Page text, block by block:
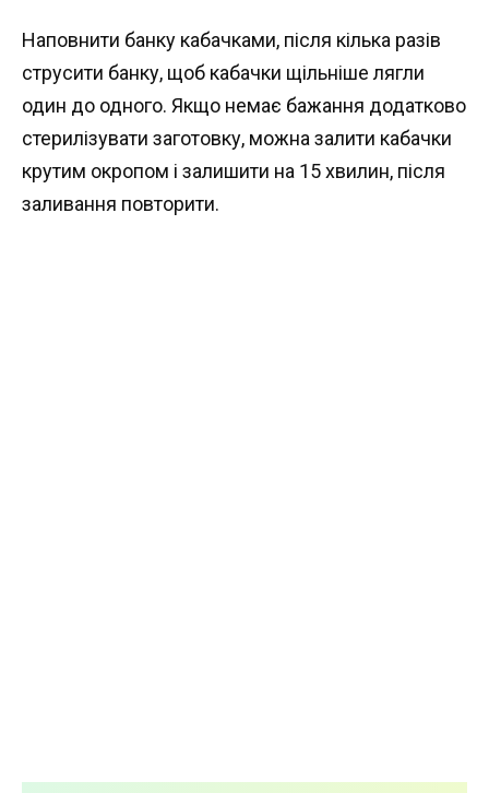
Наповнити банку кабачками, після кілька разів
струсити банку, щоб кабачки щільніше лягли
один до одного. Якщо немає бажання додатково
стерилізувати заготовку, можна залити кабачки
крутим окропом і залишити на 15 хвилин, після
заливання повторити.